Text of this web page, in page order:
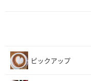
ピックアップ